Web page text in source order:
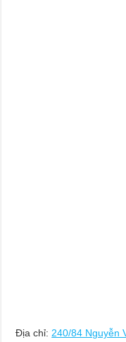
Địa chỉ:240/84 Nguyễn